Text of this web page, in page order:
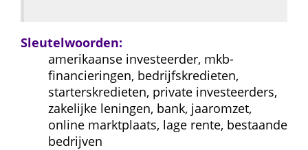
Sleutelwoorden:
amerikaanse investeerder, mkb-
financieringen, bedrijfskredieten,
starterskredieten, private investeerders,
zakelijke leningen, bank, jaaromzet,
online marktplaats, lage rente, bestaande
bedrijven